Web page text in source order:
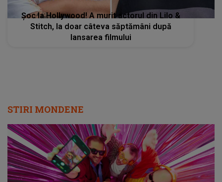
Șoc la Hollywood! A murit actorul din Lilo &
Stitch, la doar câteva săptămâni după
lansarea filmului
STIRI MONDENE